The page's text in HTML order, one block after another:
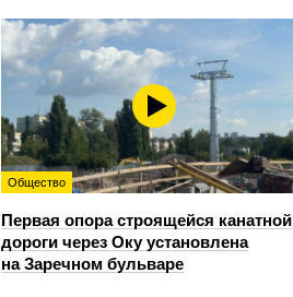
Общество
Первая опора строящейся канатной
дороги через Оку установлена
на Заречном бульваре